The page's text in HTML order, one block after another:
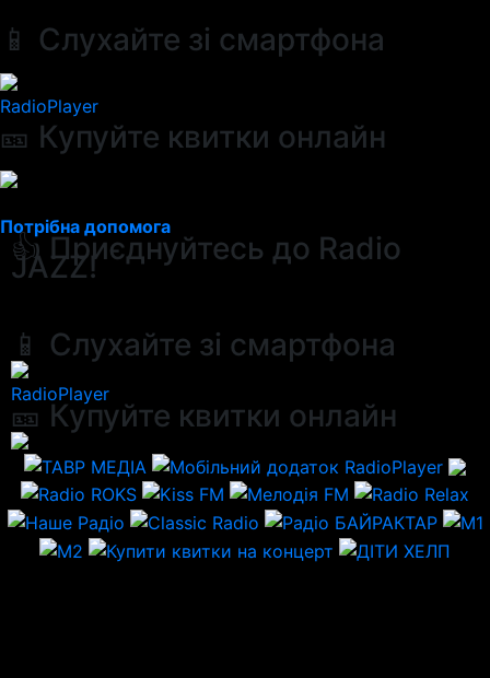
📱 Слухайте зі смартфона
RadioPlayer
🎫 Купуйте квитки онлайн
Потрібна допомога
👍 Приєднуйтесь до Radio
JAZZ!
📱 Слухайте зі смартфона
RadioPlayer
🎫 Купуйте квитки онлайн